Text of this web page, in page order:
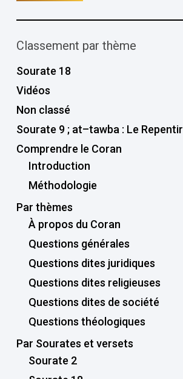
Classement par thème
Sourate 18
Vidéos
Non classé
Sourate 9 ; at–tawba : Le Repentir
Comprendre le Coran
Introduction
Méthodologie
Par thèmes
À propos du Coran
Questions générales
Questions dites juridiques
Questions dites religieuses
Questions dites de société
Questions théologiques
Par Sourates et versets
Sourate 2